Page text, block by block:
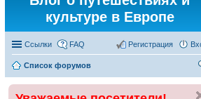
культуре в Европе
Ссылки FAQ Регистрация
Список форумов